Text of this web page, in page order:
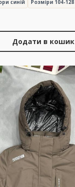
синій Розміри 104-128
Додати в кошик